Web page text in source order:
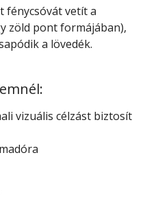
fénycsóvát vetít a
zöld pont formájában),
a lövedék.
vizuális célzást biztosít